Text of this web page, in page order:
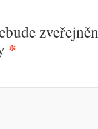
*